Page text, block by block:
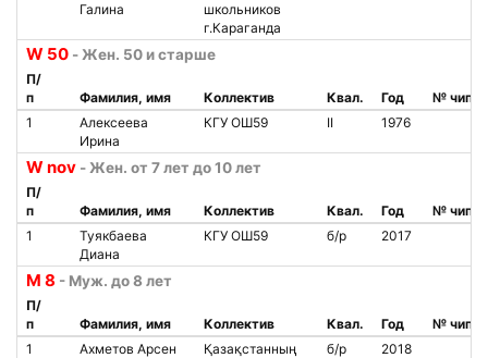
Галина
школьников
г.Караганда
W 50 - Жен. 50 и старше
П/
п
Фамилия, имя Коллектив Квал. Год
№ чипа
1
Алексеева
Ирина
КГУ ОШ59 II 1976
W nov - Жен. от 7 лет до 10 лет
П/
п
Фамилия, имя Коллектив Квал. Год
№ чипа
1
Туякбаева
Диана
КГУ ОШ59 б/р 2017
М 8 - Муж. до 8 лет
П/
п
Фамилия, имя Коллектив Квал. Год
№ чипа
1
Ахметов Арсен
Қазақстанның
б/р 2018